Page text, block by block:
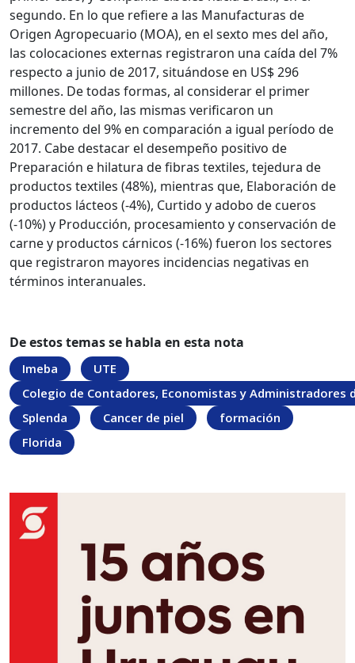
segundo. En lo que refiere a las Manufacturas de
Origen Agropecuario (MOA), en el sexto mes del año,
las colocaciones externas registraron una caída del 7%
respecto a junio de 2017, situándose en US$ 296
millones. De todas formas, al considerar el primer
semestre del año, las mismas verificaron un
incremento del 9% en comparación a igual período de
2017. Cabe destacar el desempeño positivo de
Preparación e hilatura de fibras textiles, tejedura de
productos textiles (48%), mientras que, Elaboración de
productos lácteos (-4%), Curtido y adobo de cueros
(-10%) y Producción, procesamiento y conservación de
carne y productos cárnicos (-16%) fueron los sectores
que registraron mayores incidencias negativas en
términos interanuales.
De estos temas se habla en esta nota
Imeba
UTE
Colegio de Contadores, Economistas y Administradores
Splenda
Cancer de piel
formación
Florida